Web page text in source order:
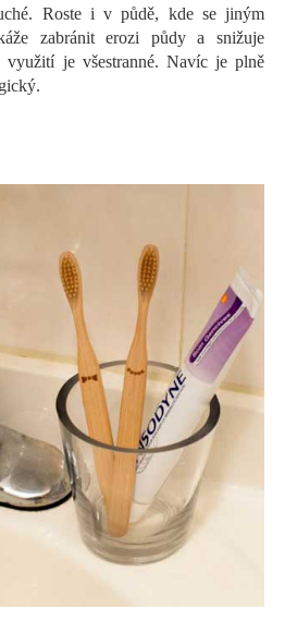
Roste i v půdě, kde se jiným
zabránit erozi půdy a snižuje
využití je všestranné. Navíc je plně